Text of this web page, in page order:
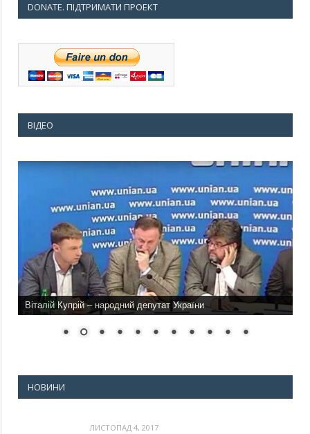
DONATE. ПІДТРИМАТИ ПРОЕКТ
ВІДЕО
Віталій Купрій – народний депутат України
НОВИНИ
ЛИСТОПАД 4, 2017